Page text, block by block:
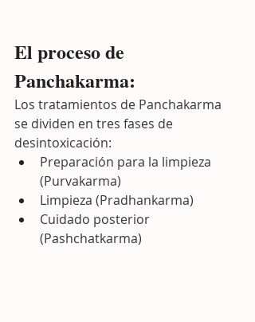
El proceso de
Panchakarma:
Los tratamientos de Panchakarma
se dividen en tres fases de
desintoxicación:
Preparación para la limpieza
(Purvakarma)
Limpieza (Pradhankarma)
Cuidado posterior
(Pashchatkarma)